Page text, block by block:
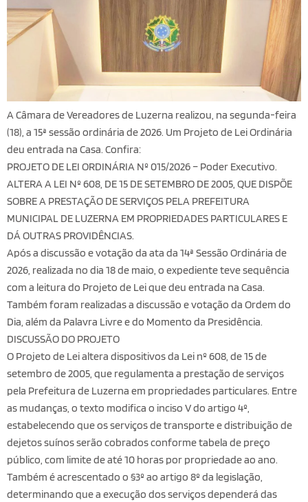
A Câmara de Vereadores de Luzerna realizou, na segunda-feira
(18), a 15ª sessão ordinária de 2026. Um Projeto de Lei Ordinária
deu entrada na Casa. Confira:
PROJETO DE LEI ORDINÁRIA Nº 015/2026 – Poder Executivo.
ALTERA A LEI Nº 608, DE 15 DE SETEMBRO DE 2005, QUE DISPÕE
SOBRE A PRESTAÇÃO DE SERVIÇOS PELA PREFEITURA
MUNICIPAL DE LUZERNA EM PROPRIEDADES PARTICULARES E
DÁ OUTRAS PROVIDÊNCIAS.
Após a discussão e votação da ata da 14ª Sessão Ordinária de
2026, realizada no dia 18 de maio, o expediente teve sequência
com a leitura do Projeto de Lei que deu entrada na Casa.
Também foram realizadas a discussão e votação da Ordem do
Dia, além da Palavra Livre e do Momento da Presidência.
DISCUSSÃO DO PROJETO
O Projeto de Lei altera dispositivos da Lei nº 608, de 15 de
setembro de 2005, que regulamenta a prestação de serviços
pela Prefeitura de Luzerna em propriedades particulares. Entre
as mudanças, o texto modifica o inciso V do artigo 4º,
estabelecendo que os serviços de transporte e distribuição de
dejetos suínos serão cobrados conforme tabela de preço
público, com limite de até 10 horas por propriedade ao ano.
Também é acrescentado o §3º ao artigo 8º da legislação,
determinando que a execução dos serviços dependerá das